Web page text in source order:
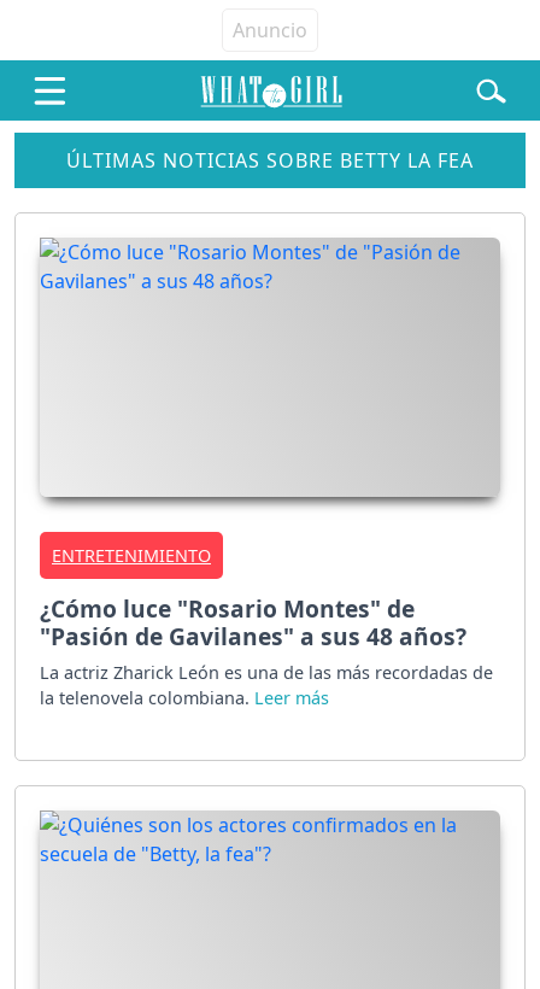
ÚLTIMAS NOTICIAS SOBRE BETTY LA FEA
ENTRETENIMIENTO
¿Cómo luce "Rosario Montes" de
"Pasión de Gavilanes" a sus 48 años?
La actriz Zharick León es una de las más recordadas de
la telenovela colombiana.